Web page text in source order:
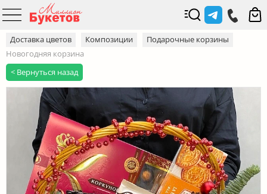
Доставка цветов Композиции
Подарочные корзины
Новогодняя корзина
< Вернуться назад